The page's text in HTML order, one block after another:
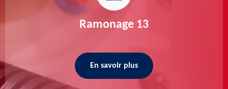
Ramonage 13
En savoir plus